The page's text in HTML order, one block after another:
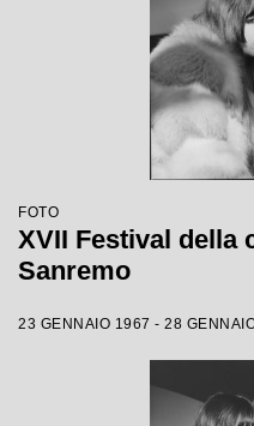
FOTO
XVII Festival della
Sanremo
23 GENNAIO 1967 - 28